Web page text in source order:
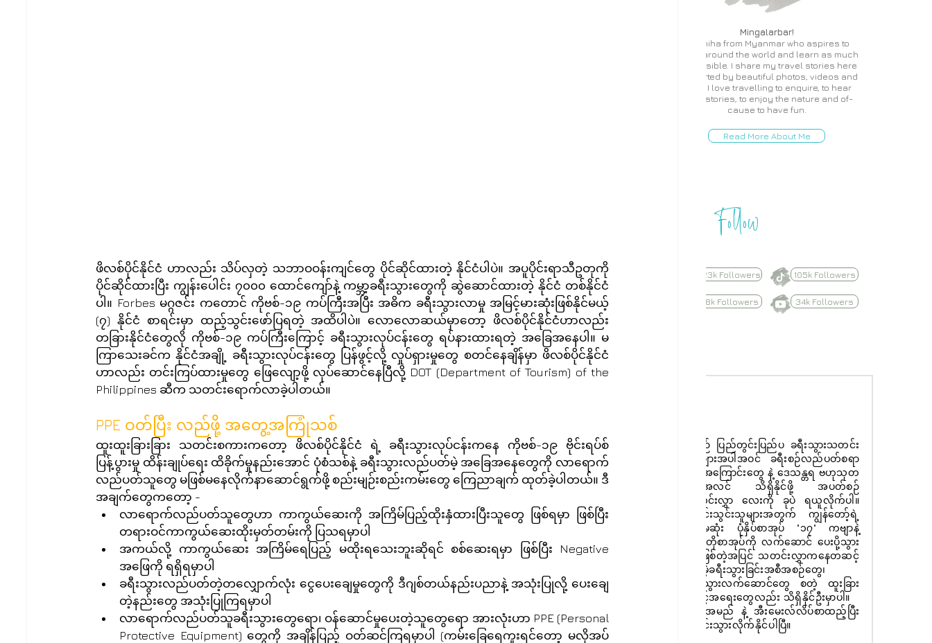
Mingalarbar!
I'm Thiha from Myanmar who aspires to
travel around the world and learn as much
as possible. I share my travel stories here
supported by beautiful photos, videos and
more. I love travelling to enquire, to hear
local stories, to enjoy the nature and of-
cause to have fun.
Read More About Me
Follow
623k Followers 105k Followers
8.8k Followers 34k Followers
နေ့စဉ် ပြည်တွင်းပြည်ပ ခရီးသွားသတင်း
ထူးများအပါအဝင် ခရီးစဉ်လည်ပတ်စရာ
များအကြောင်းတွေ နဲ့ ဒေသန္တရ ဗဟုသုတ
အစုံအလင် သိရှိနိုင်ဖို့ အပတ်စဉ်
သတင်းလွှာ လေးကို ခုပဲ ရယူလိုက်ပါ။
စာရင်းသွင်းသူများအတွက် ကျွန်တော့်ရဲ့
ပထမဆုံး ပုံနှိပ်စာအုပ် "၁၇" ကဗျာနဲ့
ဝတ္ထုတိုစာအုပ်ကို လက်ဆောင် ပေးပို့သွား
မှာ ဖြစ်တဲ့အပြင် သတင်းလွှာကနေတဆင့်
အခမဲ့ခရီးသွားခြင်းအစီအစဉ်တွေ၊
ခရီးသွားလက်ဆောင်တွေ စတဲ့ ထူးခြား
အခွင့်အရေးတွေလည်း သိရှိနိုင်ဦးမှာပါ။
ခုပဲ အမည် နဲ့ အီးမေးလ်လိပ်စာထည့်ပြီး
စာရင်းသွားလိုက်နိုင်ပါပြီ။
ဖိလစ်ပိုင်နိုင်ငံ ဟာလည်း သိပ်လှတဲ့ သဘာဝဝန်းကျင်တွေ ပိုင်ဆိုင်ထားတဲ့ နိုင်ငံပါပဲ။ အပူပိုင်းရာသီဥတုကို
ပိုင်ဆိုင်ထားပြီး ကျွန်းပေါင်း ၇၀၀၀ ထောင်ကျော်နဲ့ ကမ္ဘာ့ခရီးသွားတွေကို ဆွဲဆောင်ထားတဲ့ နိုင်ငံ တစ်နိုင်ငံ
ပါ။ Forbes မဂ္ဂဇင်း ကတောင် ကိုဗစ်-၁၉ ကပ်ကြီးအပြီး အဓိက ခရီးသွားလာမှု အမြင့်မားဆုံးဖြစ်နိုင်မယ့်
(၇) နိုင်ငံ စာရင်းမှာ ထည့်သွင်းဖော်ပြရတဲ့ အထိပါပဲ။ လောလောဆယ်မှာတော့ ဖိလစ်ပိုင်နိုင်ငံဟာလည်း
တခြားနိုင်ငံတွေလို ကိုဗစ်-၁၉ ကပ်ကြီးကြောင့် ခရီးသွားလုပ်ငန်းတွေ ရပ်နားထားရတဲ့ အခြေအနေပါ။ မ
ကြာသေးခင်က နိုင်ငံအချို့ ခရီးသွားလုပ်ငန်းတွေ ပြန်ဖွင့်လို့ လှုပ်ရှားမှုတွေ စတင်နေချိန်မှာ ဖိလစ်ပိုင်နိုင်ငံ
ဟာလည်း တင်းကြပ်ထားမှုတွေ ဖြေလျော့ဖို့ လုပ်ဆောင်နေပြီလို့ DOT (Department of Tourism) of the
Philippines ဆီက သတင်းရောက်လာခဲ့ပါတယ်။
PPE ဝတ်ပြီး လည်ဖို့ အတွေ့အကြုံသစ်
ထူးထူးခြားခြား သတင်းစကားကတော့ ဖိလစ်ပိုင်နိုင်ငံ ရဲ့ ခရီးသွားလုပ်ငန်းကနေ ကိုဗစ်-၁၉ ဗိုင်းရပ်စ်
ပြန့်ပွားမှု ထိန်းချုပ်ရေး ထိခိုက်မှုနည်းအောင် ပုံစံသစ်နဲ့ ခရီးသွားလည်ပတ်မဲ့ အခြေအနေတွေကို လာရောက်
လည်ပတ်သူတွေ မဖြစ်မနေလိုက်နာဆောင်ရွက်ဖို့ စည်းမျဉ်းစည်းကမ်းတွေ ကြေညာချက် ထုတ်ခဲ့ပါတယ်။ ဒီ
အချက်တွေကတော့ -
လာရောက်လည်ပတ်သူတွေဟာ ကာကွယ်ဆေးကို အကြိမ်ပြည့်ထိုးနှံထားပြီးသူတွေ ဖြစ်ရမှာ ဖြစ်ပြီး
တရားဝင်ကာကွယ်ဆေးထိုးမှတ်တမ်းကို ပြသရမှာပါ
အကယ်လို့ ကာကွယ်ဆေး အကြိမ်ရေပြည့် မထိုးရသေးဘူးဆိုရင် စစ်ဆေးရမှာ ဖြစ်ပြီး Negative
အဖြေကို ရရှိရမှာပါ
ခရီးသွားလည်ပတ်တဲ့တလျှောက်လုံး ငွေပေးချေမှုတွေကို ဒီဂျစ်တယ်နည်းပညာနဲ့ အသုံးပြုလို့ ပေးချေ
တဲ့နည်းတွေ အသုံးပြုကြရမှာပါ
လာရောက်လည်ပတ်သူခရီးသွားတွေရော၊ ဝန်ဆောင်မှုပေးတဲ့သူတွေရော အားလုံးဟာ PPE (Personal
Protective Equipment) တွေကို အချိန်ပြည့် ဝတ်ဆင်ကြရမှာပါ (ကမ်းခြေရေကူးရင်တော့ မလိုအပ်